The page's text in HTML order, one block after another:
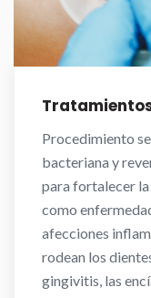
Procedimiento
bacteriana y
para fortalecer la
como
afecciones
rodean los
gingivitis, las